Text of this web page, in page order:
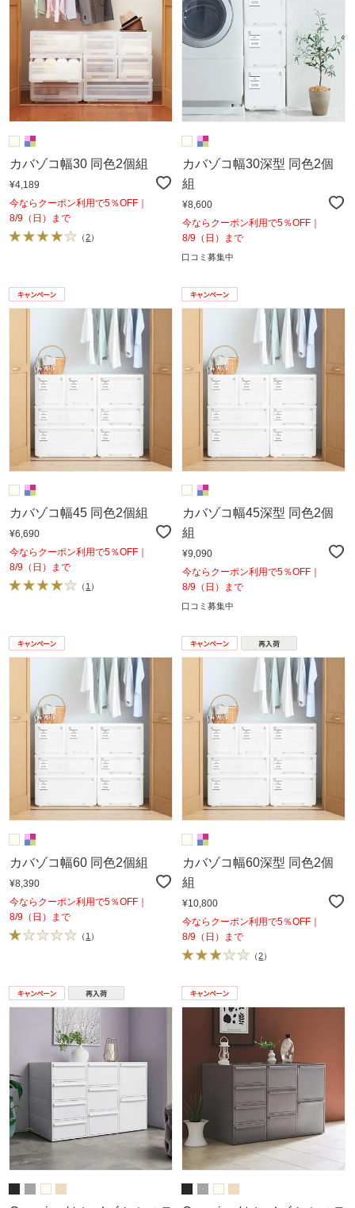
カバゾコ幅30 同色2個組
¥4,189
今ならクーポン利用で5％OFF｜
8/9（日）まで
（2）
カバゾコ幅30深型 同色2個
組
¥8,600
今ならクーポン利用で5％OFF｜
8/9（日）まで
口コミ募集中
カバゾコ幅45 同色2個組
¥6,690
今ならクーポン利用で5％OFF｜
8/9（日）まで
（ 1 ）
カバゾコ幅45深型 同色2個
組
¥9,090
今ならクーポン利用で5％OFF｜
8/9（日）まで
口コミ募集中
カバゾコ幅60 同色2個組
¥8,390
今ならクーポン利用で5％OFF｜
8/9（日）まで
（ 1 ）
カバゾコ幅60深型 同色2個
組
¥10,800
今ならクーポン利用で5％OFF｜
8/9（日）まで
（2）